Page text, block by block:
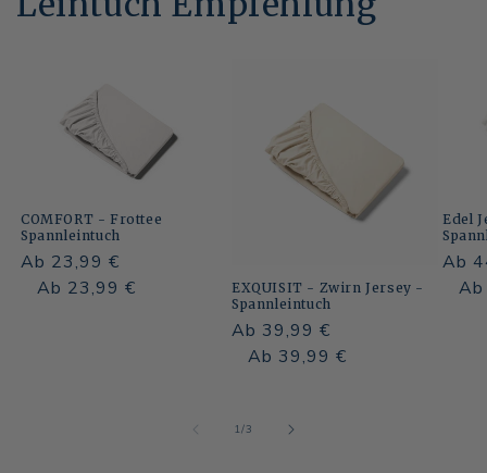
COMFORT - Frottee
Spannleintuch
Normaler
Preis
Ab 23,99 €
Normaler
Verkaufspreis
Ab 23,99 €
EXQUISIT - Zwirn Jersey -
Spannleintuch
Normaler
Preis
Ab 39,99 €
Normaler
Verkaufspreis
Ab 39,99 €
Edel
Preis
Ab
1/von
3